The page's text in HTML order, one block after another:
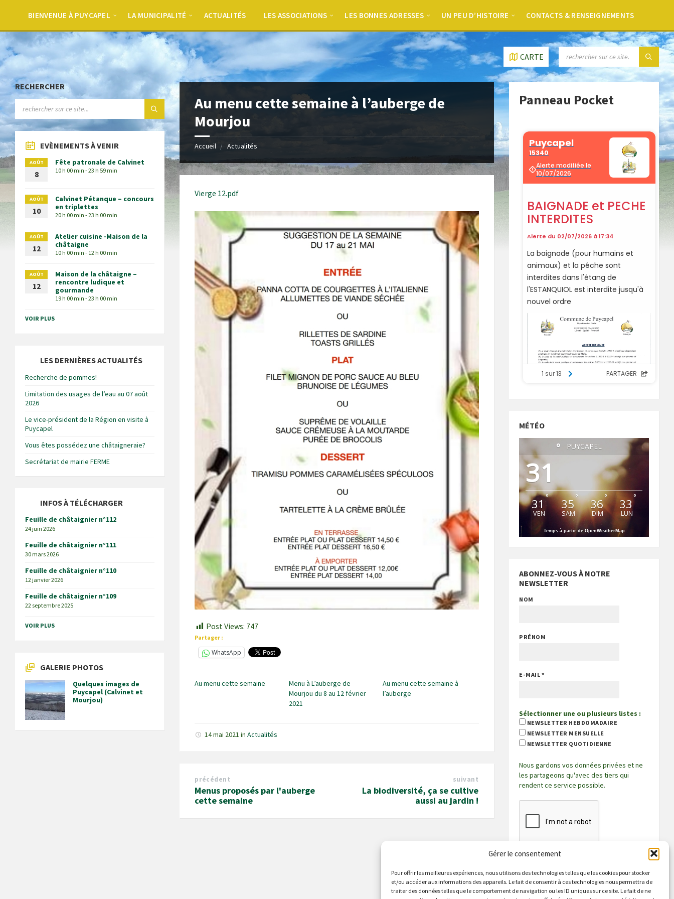
Gérer le consentement
Pour offrir les meilleures expériences, nous utilisons des technologies telles que les cookies pour stocker
et/ou accéder aux informations des appareils. Le fait de consentir à ces technologies nous permettra de
traiter des données telles que le comportement de navigation ou les ID uniques sur ce site. Le fait de ne
BIENVENUE À PUYCAPEL LA MUNICIPALITÉ ACTUALITÉS LES ASSOCIATIONS LES BONNES ADRESSES UN PEU D’HISTOIRE CONTACTS & RENSEIGNEMENTS
CARTE
Au menu cette semaine à l’auberge de
Mourjou
Accueil Actualités
Vierge 12.pdf
Post Views: 747
Partager :
WhatsApp
Au menu cette semaine
Menu à L’auberge de
Mourjou du 8 au 12 février
2021
Au menu cette semaine à
l’auberge
14 mai 2021inActualités
précédent
Menus proposés par l'auberge
cette semaine
suivant
La biodiversité, ça se cultive
aussi au jardin !
RECHERCHER
EVÈNEMENTS À VENIR
AOÛT
8
Fête patronale de Calvinet
10 h 00 min - 23 h 59 min
AOÛT
10
Calvinet Pétanque – concours
en triplettes
20 h 00 min - 23 h 00 min
AOÛT
12
Atelier cuisine -Maison de la
châtaigne
10 h 00 min - 12 h 00 min
AOÛT
12
Maison de la châtaigne –
rencontre ludique et
gourmande
19 h 00 min - 23 h 00 min
VOIR PLUS
LES DERNIÈRES ACTUALITÉS
Recherche de pommes!
Limitation des usages de l’eau au 07 août
2026
Le vice-président de la Région en visite à
Puycapel
Vous êtes possédez une châtaigneraie?
Secrétariat de mairie FERME
INFOS À TÉLÉCHARGER
Feuille de châtaignier n°112
24 juin 2026
Feuille de châtaignier n°111
30 mars 2026
Feuille de châtaignier n°110
12 janvier 2026
Feuille de châtaignier n°109
22 septembre 2025
VOIR PLUS
GALERIE PHOTOS
Quelques images de
Puycapel (Calvinet et
Mourjou)
Panneau Pocket
MÉTÉO
PUYCAPEL
31
°
31 °
VEN
35°
SAM
36°
DIM
33°
LUN
Temps à partir de OpenWeatherMap
ABONNEZ-VOUS À NOTRE
NEWSLETTER
NOM
PRÉNOM
E-MAIL *
Sélectionner une ou plusieurs listes :
NEWSLETTER HEBDOMADAIRE
NEWSLETTER MENSUELLE
NEWSLETTER QUOTIDIENNE
Nous gardons vos données privées et ne
les partageons qu'avec des tiers qui
rendent ce service possible.